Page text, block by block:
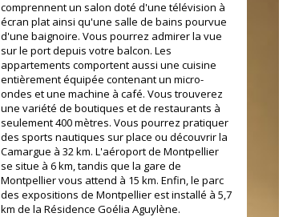
comprennent un salon doté d'une télévision à
écran plat ainsi qu'une salle de bains pourvue
d'une baignoire. Vous pourrez admirer la vue
sur le port depuis votre balcon. Les
appartements comportent aussi une cuisine
entièrement équipée contenant un micro-
ondes et une machine à café. Vous trouverez
une variété de boutiques et de restaurants à
seulement 400 mètres. Vous pourrez pratiquer
des sports nautiques sur place ou découvrir la
Camargue à 32 km. L'aéroport de Montpellier
se situe à 6 km, tandis que la gare de
Montpellier vous attend à 15 km. Enfin, le parc
des expositions de Montpellier est installé à 5,7
km de la Résidence Goélia Aguylène.